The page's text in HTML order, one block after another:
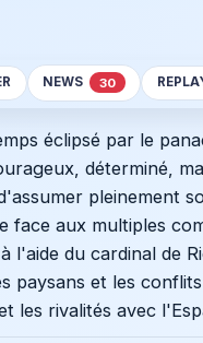
NEWS 30
éclipsé par le
déterminé,
pleinement
face aux multiples
l'aide du cardinal de
paysans et les
les rivalités avec